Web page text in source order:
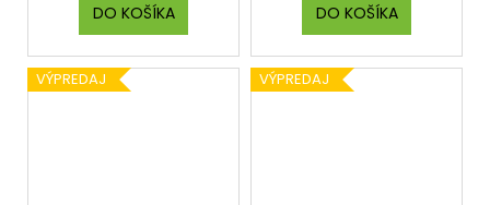
DO KOŠÍKA DO KOŠÍKA
VÝPREDAJ VÝPREDAJ